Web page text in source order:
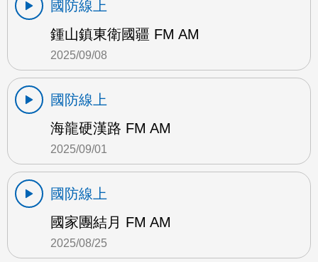
國防線上
鍾山鎮東衛國疆 FM AM
2025/09/08
國防線上
海龍硬漢路 FM AM
2025/09/01
國防線上
國家團結月 FM AM
2025/08/25